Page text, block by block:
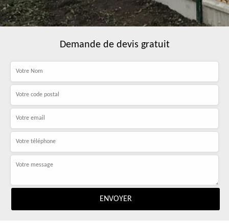
Demande de devis gratuit